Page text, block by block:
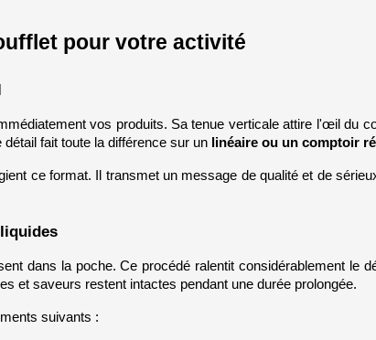
pour votre activité
vos produits. Sa tenue verticale attire l'œil du
fait toute la différence sur un linéaire ou un comptoir
ce format. Il transmet un message de qualité et de
dans la poche. Ce procédé ralentit considérablement le
et saveurs restent intactes pendant une durée prolongée.
suivants :